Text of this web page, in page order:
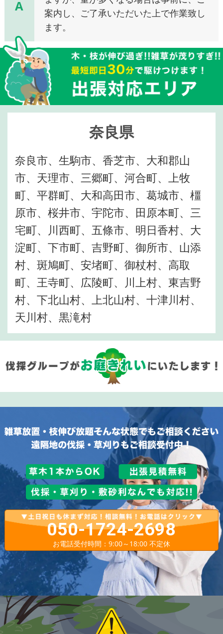
A
案内し、ご了承いただいた上で作業致し
ます。
奈良県
奈良市、生駒市、香芝市、大和郡山
市、天理市、三郷町、河合町、上牧
町、平群町、大和高田市、葛城市、橿
原市、桜井市、宇陀市、田原本町、三
宅町、川西町、五條市、明日香村、大
淀町、下市町、吉野町、御所市、山添
村、斑鳩町、安堵町、御杖村、高取
町、王寺町、広陵町、川上村、東吉野
村、下北山村、上北山村、十津川村、
天川村、黒滝村
050-1724-2698
お電話受付時間：9:00～18:00 不定休